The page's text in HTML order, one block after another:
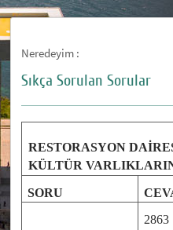
Neredeyim :
Sıkça Sorulan Sorular
RESTORASYON
KÜLTÜR
SORU